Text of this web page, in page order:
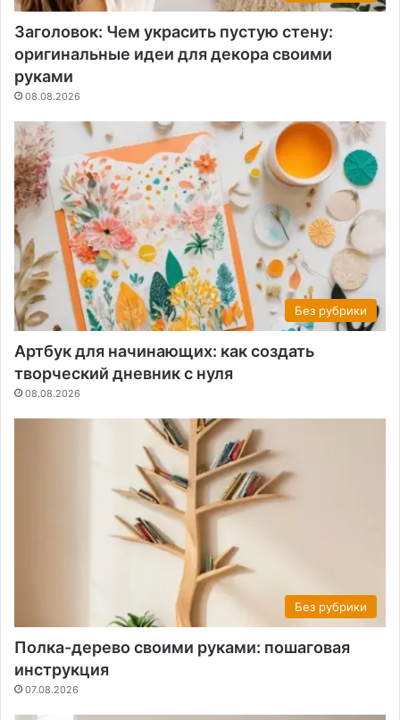
Заголовок: Чем украсить пустую стену:
оригинальные идеи для декора своими
руками
08.08.2026
Без рубрики
Артбук для начинающих: как создать
творческий дневник с нуля
08.08.2026
Без рубрики
Полка-дерево своими руками: пошаговая
инструкция
07.08.2026